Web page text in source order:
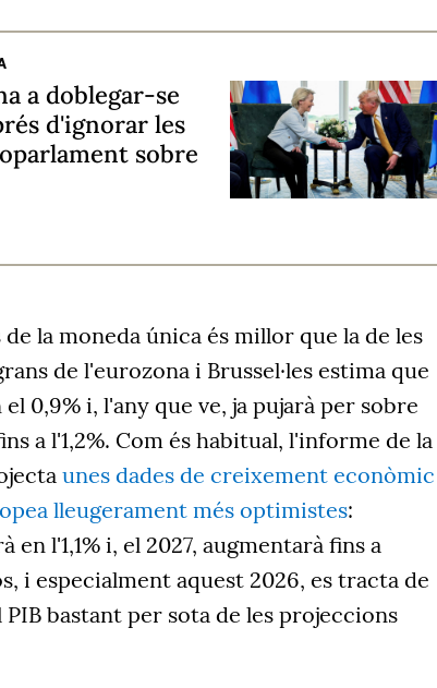
a doblegar-se
d'ignorar les
sobre
la moneda única és millor que la de les
de l'eurozona i Brussel·les estima que
0,9% i, l'any que ve, ja pujarà per sobre
a l'1,2%. Com és habitual, l'informe de la
unes dades de creixement econòmic
lleugerament més optimistes:
en l'1,1% i, el 2027, augmentarà fins a
i especialment aquest 2026, es tracta de
bastant per sota de les projeccions